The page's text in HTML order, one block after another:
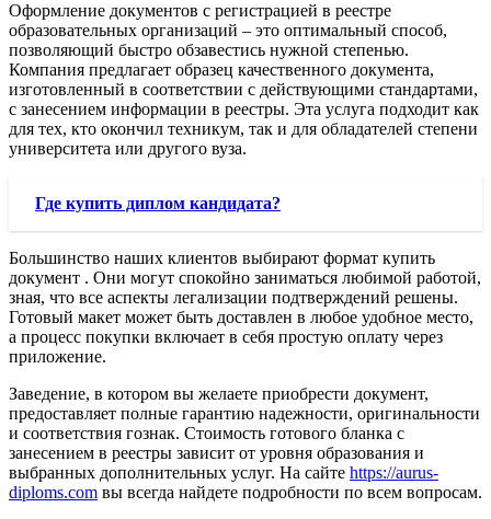
Оформление документов с регистрацией в реестре
образовательных организаций – это оптимальный способ,
позволяющий быстро обзавестись нужной степенью.
Компания предлагает образец качественного документа,
изготовленный в соответствии с действующими стандартами,
с занесением информации в реестры. Эта услуга подходит как
для тех, кто окончил техникум, так и для обладателей степени
университета или другого вуза.
Где купить диплом кандидата?
Большинство наших клиентов выбирают формат купить
документ . Они могут спокойно заниматься любимой работой,
зная, что все аспекты легализации подтверждений решены.
Готовый макет может быть доставлен в любое удобное место,
а процесс покупки включает в себя простую оплату через
приложение.
Заведение, в котором вы желаете приобрести документ,
предоставляет полные гарантию надежности, оригинальности
и соответствия гознак. Стоимость готового бланка с
занесением в реестры зависит от уровня образования и
выбранных дополнительных услуг. На сайте https://aurus-
diploms.com вы всегда найдете подробности по всем вопросам.